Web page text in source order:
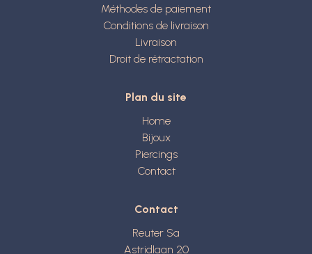
Méthodes de paiement
Conditions de livraison
Livraison
Droit de rétractation
Plan du site
Home
Bijoux
Piercings
Contact
Contact
Reuter Sa
Astridlaan 20